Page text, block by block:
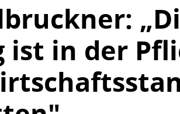
ist in der